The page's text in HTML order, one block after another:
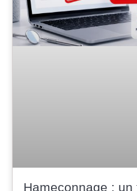
Hameçonnage : un